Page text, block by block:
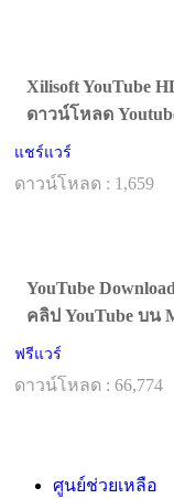
Xilisoft YouTube
ดาวน์โหลด
แชร์แวร์
ดาวน์โหลด : 1,659
YouTube
คลิป YouTube บน
ฟรีแวร์
ดาวน์โหลด : 66,774
ศูนย์ช่วยเหลือ